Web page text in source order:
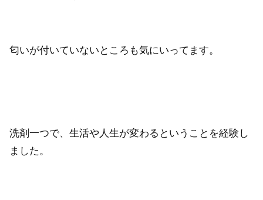
匂いが付いていないところも気にいってます。
洗剤一つで、生活や人生が変わるということを経験し
ました。